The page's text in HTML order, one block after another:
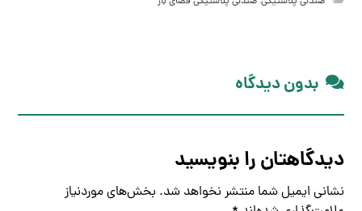
بدون دیدگاه
دیدگاهتان را بنویسید
نشانی ایمیل شما منتشر نخواهد شد. بخش‌های موردنیاز